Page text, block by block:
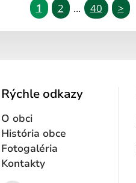
1 2 ... 40 >
Rýchle odkazy
O obci
História obce
Fotogaléria
Kontakty